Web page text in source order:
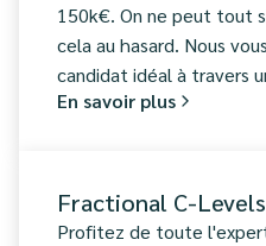
150k€. On ne peut tout
cela au hasard. Nous
candidat idéal à travers
En savoir plus
Fractional C-Levels
Profitez de toute